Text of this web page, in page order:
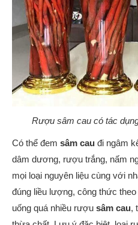
Rượu sâm cau có tác
Có thể đem sâm cau đi ngâm
dâm dương, rượu trắng, nấm
mọi loại nguyên liệu cùng với
đúng liều lượng, công thức
uống quá nhiều rượu sâm cau,